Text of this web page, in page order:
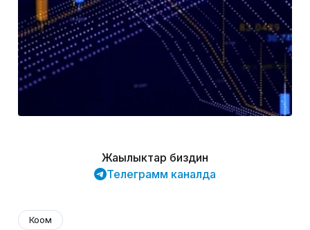
Жаңылыктар биздин
Телеграмм каналда
Коом